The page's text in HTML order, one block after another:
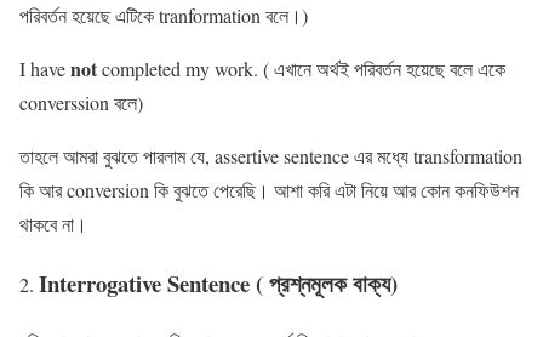
পরিবর্তন হয়েছে এটিকে tranformation বলে।)
I havenotcompleted my work. ( এখানে অর্থই পরিবর্তন হয়েছে বলে একে
converssion বলে)
তাহলে আমরা বুঝতে পারলাম যে, assertive sentence এর মধ্যে transformation
কি আর conversion কি বুঝতে পেরেছি। আশা করি এটা নিয়ে আর কোন কনফিউশন
থাকবে না।
Interrogative Sentence ( প্রশ্নমূলক বাক্য)